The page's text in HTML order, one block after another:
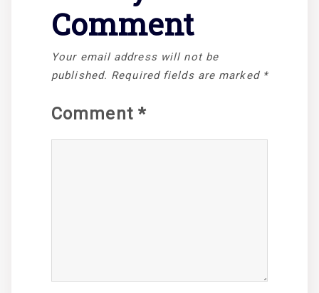
Comment
Your email address will not be
published. Required fields are marked *
Comment *